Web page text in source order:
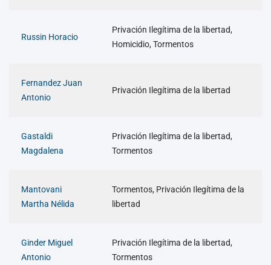
Russin Horacio
Privación Ilegítima de la libertad,
Homicidio, Tormentos
Fernandez Juan
Antonio
Privación Ilegítima de la libertad
Gastaldi
Magdalena
Privación Ilegítima de la libertad,
Tormentos
Mantovani
Martha Nélida
Tormentos, Privación Ilegítima de la
libertad
Ginder Miguel
Antonio
Privación Ilegítima de la libertad,
Tormentos